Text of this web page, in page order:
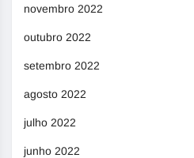
novembro 2022
outubro 2022
setembro 2022
agosto 2022
julho 2022
junho 2022